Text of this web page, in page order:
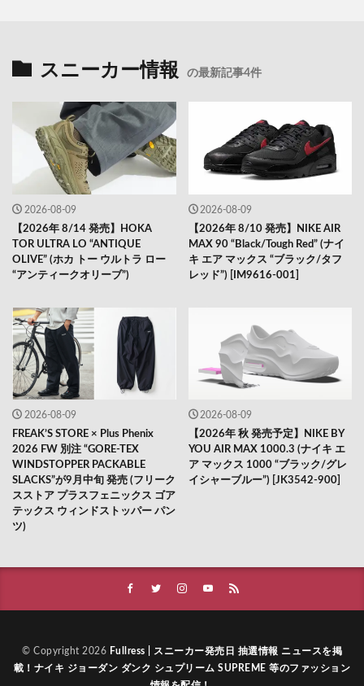
スニーカー情報 の最新記事4件
2026-08-09
【2026年 8/14 発売】HOKA
TOR ULTRA LO “ANTIQUE
OLIVE” (ホカ トー ウルトラ ロー
“アンティークオリーブ”)
2026-08-09
【2026年 8/10 発売】NIKE AIR
MAX 90 “Black/Tough Red” (ナイ
キ エア マックス “ブラック/タフ
レッド”) [IM9616-001]
2026-08-09
FREAK’S STORE × Plus Phenix
2026 FW 別注 “GORE-TEX
WINDSTOPPER PACKABLE
SLACKS”が9月中旬 発売 (フリーク
スストア プラスフェニックス ゴア
テックス ウィンドストッパー パン
ツ)
2026-08-09
【2026年 秋 発売予定】NIKE BY
YOU AIR MAX 1000.3 (ナイキ エ
ア マックス 1000 “ブラック/グレ
イシャーブルー”) [JK3542-900]
© Copyright 2026 Fullress | スニーカー発売日 抽選情報 ニュースを掲
載！ナイキ ジョーダン ダンク シュプリーム SUPREME 等のファッション